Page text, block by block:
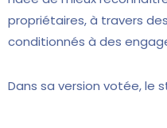
propriétaires, à travers
conditionnés à des
Dans sa version votée,